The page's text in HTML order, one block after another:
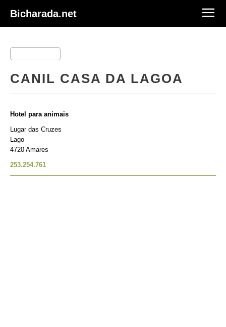
Bicharada.net
CANIL CASA DA LAGOA
Hotel para animais
Lugar das Cruzes
Lago
4720 Amares
253.254.761